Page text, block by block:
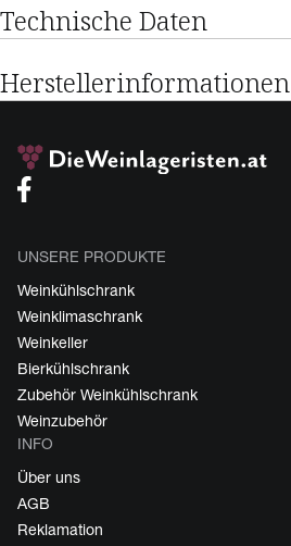
Technische Daten
Herstellerinformationen
UNSERE PRODUKTE
Weinkühlschrank
Weinklimaschrank
Weinkeller
Bierkühlschrank
Zubehör Weinkühlschrank
Weinzubehör
INFO
Über uns
AGB
Reklamation